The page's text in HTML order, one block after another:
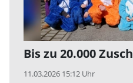
Bis zu 20.000
11.03.2026 15:12 Uhr